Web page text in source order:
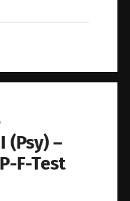
(Psy) –
F-Test